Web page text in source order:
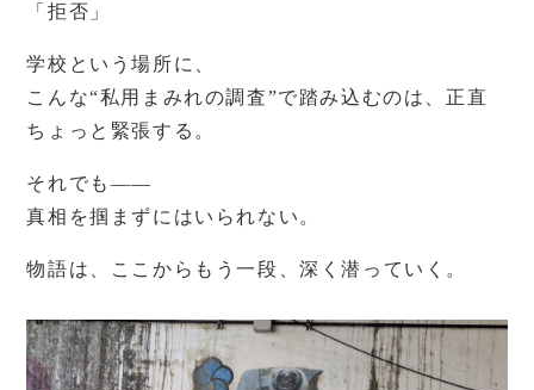
「拒否」
学校という場所に、
こんな“私用まみれの調査”で踏み込むのは、正直
ちょっと緊張する。
それでも――
真相を掴まずにはいられない。
物語は、ここからもう一段、深く潜っていく。